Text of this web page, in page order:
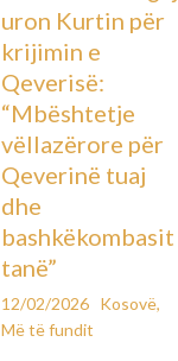
uron Kurtin për
krijimin e
Qeverisë:
“Mbështetje
vëllazërore për
Qeverinë tuaj
dhe
bashkëkombasit
tanë”
12/02/2026 Kosovë,
Më të fundit